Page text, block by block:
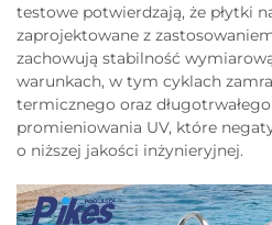
testowe potwierdzają, że płytki
zaprojektowane z
zachowują stabilność
warunkach, w tym cyklach
termicznego oraz
promieniowania UV, które
o niższej jakości inżynieryjnej.